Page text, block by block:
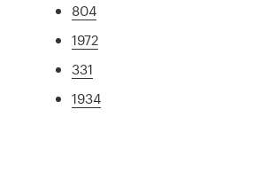
804
1972
331
1934